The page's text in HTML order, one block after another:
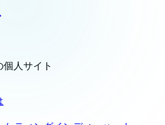
個人サイト